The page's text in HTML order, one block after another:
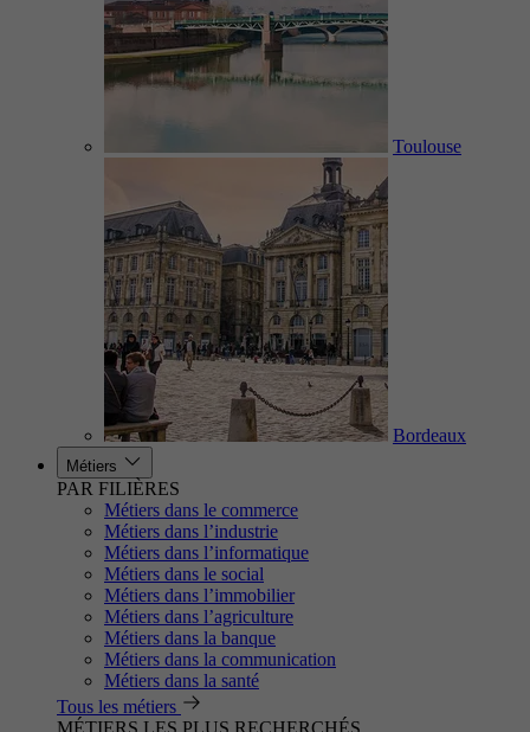
Toulouse
Bordeaux
Métiers
PAR FILIÈRES
Métiers dans le commerce
Métiers dans l’industrie
Métiers dans l’informatique
Métiers dans le social
Métiers dans l’immobilier
Métiers dans l’agriculture
Métiers dans la banque
Métiers dans la communication
Métiers dans la santé
Tous les métiers
MÉTIERS LES PLUS RECHERCHÉS